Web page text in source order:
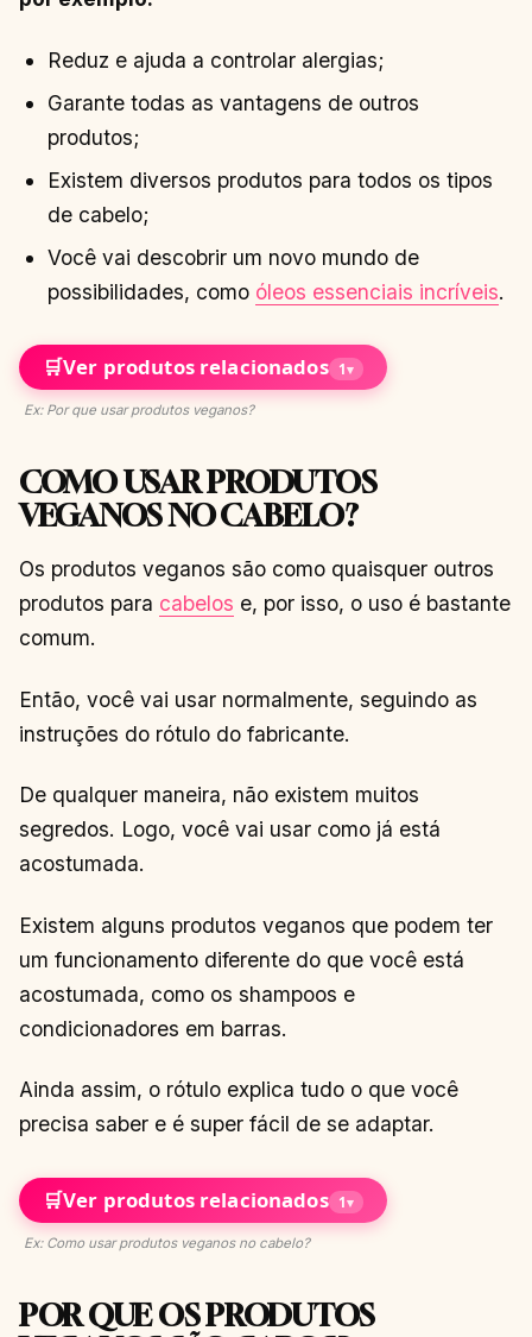
Reduz e ajuda a controlar alergias;
Garante todas as vantagens de outros
produtos;
Existem diversos produtos para todos os tipos
de cabelo;
Você vai descobrir um novo mundo de
possibilidades, como óleos essenciais incríveis.
🛒Ver produtos relacionados 1▾
Ex: Por que usar produtos veganos?
COMO USAR PRODUTOS
VEGANOS NO CABELO?
Os produtos veganos são como quaisquer outros
produtos para cabelos e, por isso, o uso é bastante
comum.
Então, você vai usar normalmente, seguindo as
instruções do rótulo do fabricante.
De qualquer maneira, não existem muitos
segredos. Logo, você vai usar como já está
acostumada.
Existem alguns produtos veganos que podem ter
um funcionamento diferente do que você está
acostumada, como os shampoos e
condicionadores em barras.
Ainda assim, o rótulo explica tudo o que você
precisa saber e é super fácil de se adaptar.
🛒Ver produtos relacionados 1▾
Ex: Como usar produtos veganos no cabelo?
POR QUE OS PRODUTOS